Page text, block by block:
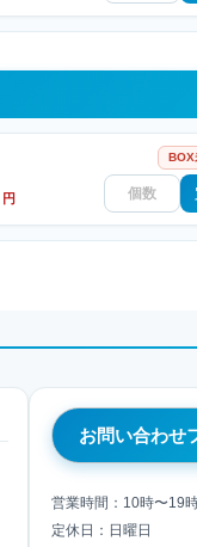
BOX
円
お問い合わせ
営業時間：10時〜19
定休日：日曜日